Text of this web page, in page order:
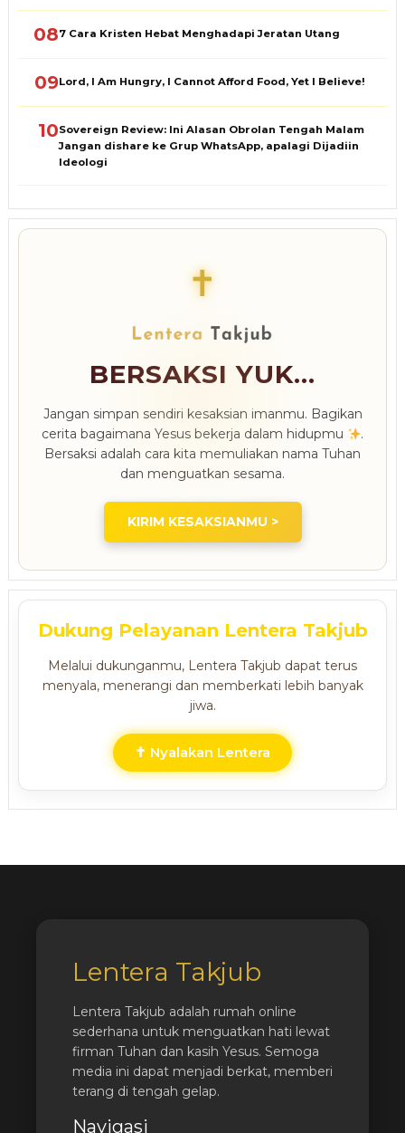
087 Cara Kristen Hebat Menghadapi Jeratan Utang
09Lord, I Am Hungry, I Cannot Afford Food, Yet I Believe!
10Sovereign Review: Ini Alasan Obrolan Tengah Malam
Jangan dishare ke Grup WhatsApp, apalagi Dijadiin
Ideologi
✝
BERSAKSI YUK...
Jangan simpan sendiri kesaksian imanmu. Bagikan
cerita bagaimana Yesus bekerja dalam hidupmu
.
Bersaksi adalah cara kita memuliakan nama Tuhan
dan menguatkan sesama.
KIRIM KESAKSIANMU >
Dukung Pelayanan Lentera Takjub
Melalui dukunganmu, Lentera Takjub dapat terus
menyala, menerangi dan memberkati lebih banyak
jiwa.
✝ Nyalakan Lentera
Lentera Takjub
Lentera Takjub adalah rumah online
sederhana untuk menguatkan hati lewat
firman Tuhan dan kasih Yesus. Semoga
media ini dapat menjadi berkat, memberi
terang di tengah gelap.
Navigasi